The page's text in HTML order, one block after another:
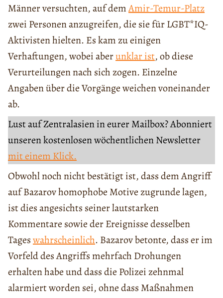
Männer versuchten, auf demAmir-Temur-Platz
zwei Personen anzugreifen, die sie für LGBT*IQ-
Aktivisten hielten. Es kam zu einigen
Verhaftungen, wobei aberunklar ist, ob diese
Verurteilungen nach sich zogen. Einzelne
Angaben über die Vorgänge weichen voneinander
ab.
Lust auf Zentralasien in eurer Mailbox? Abonniert
unseren kostenlosen wöchentlichen Newsletter
mit einem Klick.
Obwohl noch nicht bestätigt ist, dass dem Angriff
auf Bazarov homophobe Motive zugrunde lagen,
ist dies angesichts seiner lautstarken
Kommentare sowie der Ereignisse desselben
Tageswahrscheinlich. Bazarov betonte, dass er im
Vorfeld des Angriffs mehrfach Drohungen
erhalten habe und dass die Polizei zehnmal
alarmiert worden sei, ohne dass Maßnahmen